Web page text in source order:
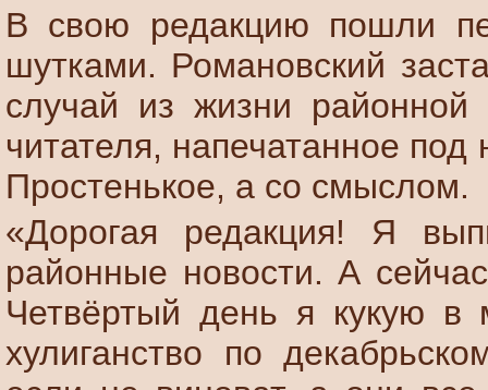
В свою редакцию пошли
шутками. Романовский
случай из жизни
читателя, напечатанное
Простенькое, а со смыслом.
«Дорогая редакция! Я
районные новости. А
Четвёртый день я кукую в
хулиганство по